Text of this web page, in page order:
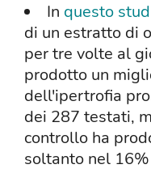
In questo
di un estratto di
per tre volte al
prodotto un
dell'ipertrofia
dei 287 testati,
controllo ha
soltanto nel